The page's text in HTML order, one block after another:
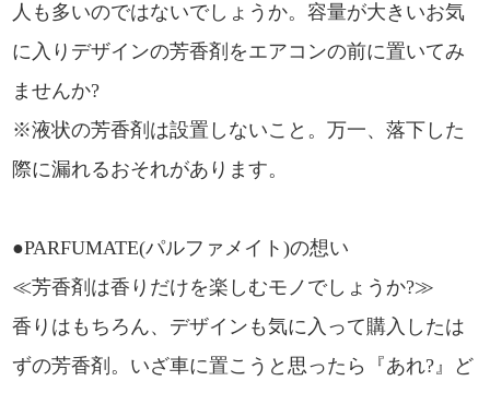
人も多いのではないでしょうか。容量が大きいお気
に入りデザインの芳香剤をエアコンの前に置いてみ
ませんか?
※液状の芳香剤は設置しないこと。万一、落下した
際に漏れるおそれがあります。
●PARFUMATE(パルファメイト)の想い
≪芳香剤は香りだけを楽しむモノでしょうか?≫
香りはもちろん、デザインも気に入って購入したは
ずの芳香剤。いざ車に置こうと思ったら『あれ?』ど